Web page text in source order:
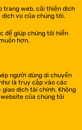
trang web, cải thiện dịch
vụ của chúng tôi.
để giúp chúng tôi hiển
hơn.
người dùng di chuyển
là truy cập vào các
dịch tài chính. Không
của chúng tôi